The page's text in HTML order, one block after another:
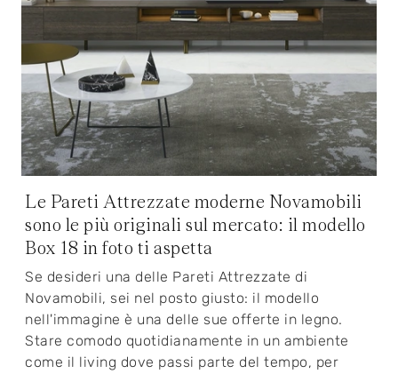
Le Pareti Attrezzate moderne Novamobili
sono le più originali sul mercato: il modello
Box 18 in foto ti aspetta
Se desideri una delle Pareti Attrezzate di
Novamobili, sei nel posto giusto: il modello
nell'immagine è una delle sue offerte in legno.
Stare comodo quotidianamente in un ambiente
come il living dove passi parte del tempo, per